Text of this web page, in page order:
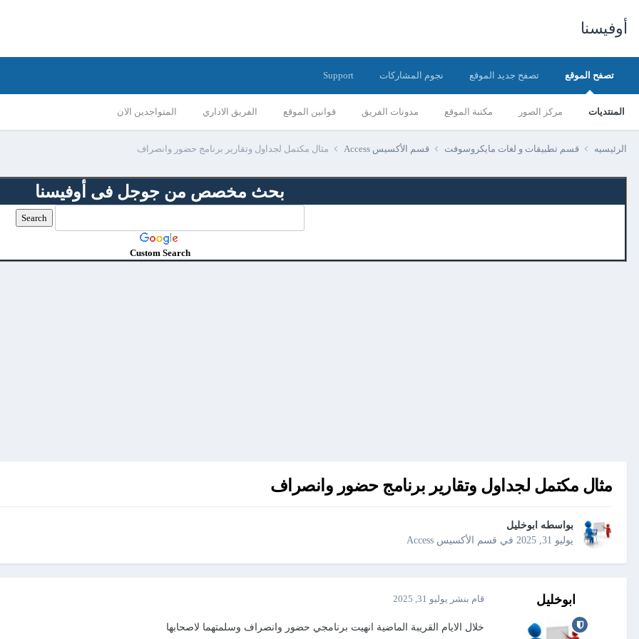
أوفيسنا
تصفح الموقع
المنتديات مركز الصور مكتبة الموقع مدونات الفريق قوانين الموقع الفريق الاداري المتواجدين الان
تصفح جديد الموقع نجوم المشاركات Support
الرئيسيه قسم تطبيقات و لغات مايكروسوفت قسم الأكسيس Access مثال مكتمل لجداول وتقارير برنامج حضور وانصراف
بحث مخصص من جوجل فى أوفيسنا
Custom Search
مثال مكتمل لجداول وتقارير برنامج حضور وانصراف
بواسطه ابوخليل
يوليو 31, 2025
في قسم الأكسيس Access
ابوخليل قام بنشر يوليو 31, 2025
خلال الايام القريبة الماضية انهيت برنامجي حضور وانصراف وسلمتهما لاصحابها